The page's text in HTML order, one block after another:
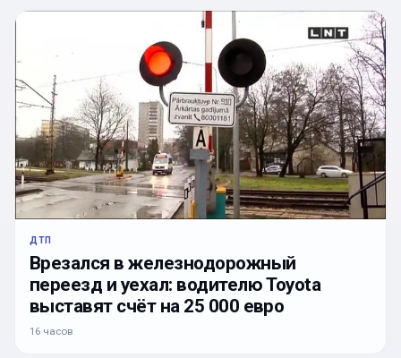
ДТП
Врезался в железнодорожный
переезд и уехал: водителю Toyota
выставят счёт на 25 000 евро
16 часов